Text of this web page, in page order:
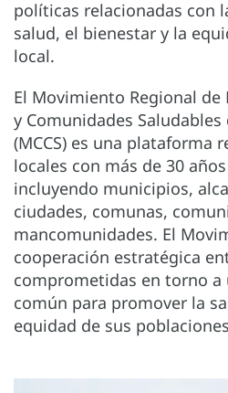
políticas relacionadas con
salud, el bienestar y la
local.
El Movimiento Regional de
y Comunidades Saludables
(MCCS) es una plataforma
locales con más de 30
incluyendo municipios,
ciudades, comunas,
mancomunidades. El
cooperación estratégica
comprometidas en torno a
común para promover la
equidad de sus